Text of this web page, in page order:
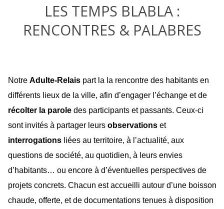
LES TEMPS BLABLA :
RENCONTRES & PALABRES
Notre Adulte-Relais part la la rencontre des habitants en
différents lieux de la ville, afin d’engager l’échange et de
récolter la parole des participants et passants. Ceux-ci
sont invités à partager leurs observations et
interrogations liées au territoire, à l’actualité, aux
questions de société, au quotidien, à leurs envies
d’habitants… ou encore à d’éventuelles perspectives de
projets concrets. Chacun est accueilli autour d’une boisson
chaude, offerte, et de documentations tenues à disposition